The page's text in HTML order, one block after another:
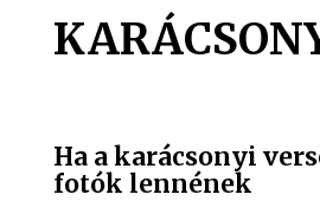
Ha a karácsonyi
fotók lennének